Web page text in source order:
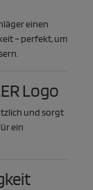
einen
– perfekt, um
Logo
und sorgt
ein